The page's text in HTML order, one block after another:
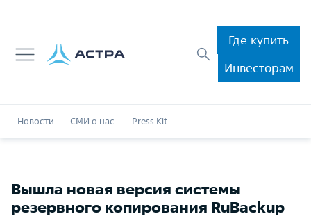
Где купить
Инвесторам
Новости СМИ о нас Press Kit
Вышла новая версия системы
резервного копирования RuBackup